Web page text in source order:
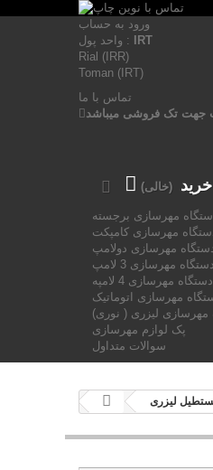
ورود به حساب
واحد پول :
IRT
Rial (IRR)
Toman (IRT)
تماس با ما
جهت تک فروشی میباشد
(خالی)
مهرسازی برجسته
مهرسازی کامپکت
مهرسازی دولامپ
دستگاه مهرسازی 3 لامپ
دستگاه مهرسازی 4 لامپه
مهرسازی اتوماتیک
مهرسازی لیزری ( نوری)
پک لوازم مهرسازی
سوالات متداول
لیزری